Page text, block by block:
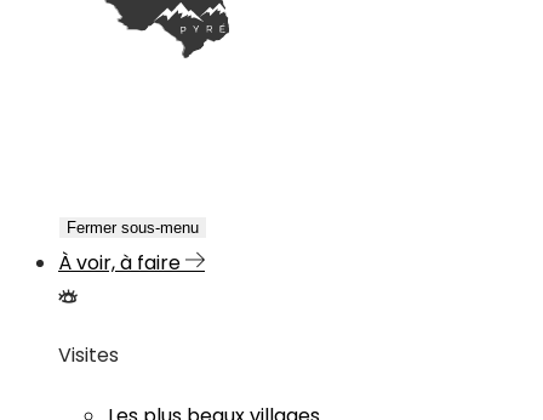
Fermer sous-menu
À voir, à faire
Visites